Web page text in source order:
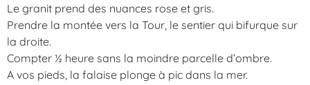
Le granit prend des nuances rose et gris.
Prendre la montée vers la Tour, le sentier qui bifurque sur
la droite.
Compter ½ heure sans la moindre parcelle d’ombre.
A vos pieds, la falaise plonge à pic dans la mer.